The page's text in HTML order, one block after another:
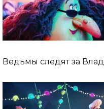
Ведьмы следят за